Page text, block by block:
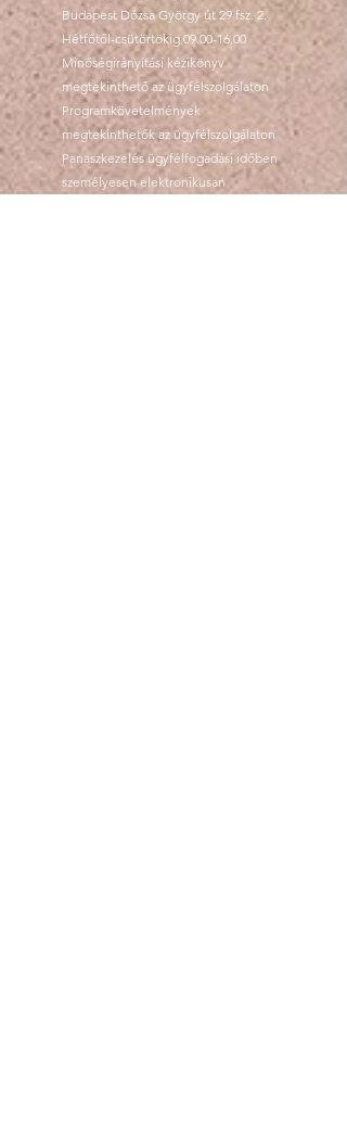
Budapest Dózsa György út 29 fsz. 2.
Hétfőtől-csütörtökig 09.00-16.00
Minőségirányítási kézikönyv
megtekinthető az ügyfélszolgálaton
Programkövetelmények
megtekinthetők az ügyfélszolgálaton
Panaszkezelés ügyfélfogadási időben
személyesen elektronikusan